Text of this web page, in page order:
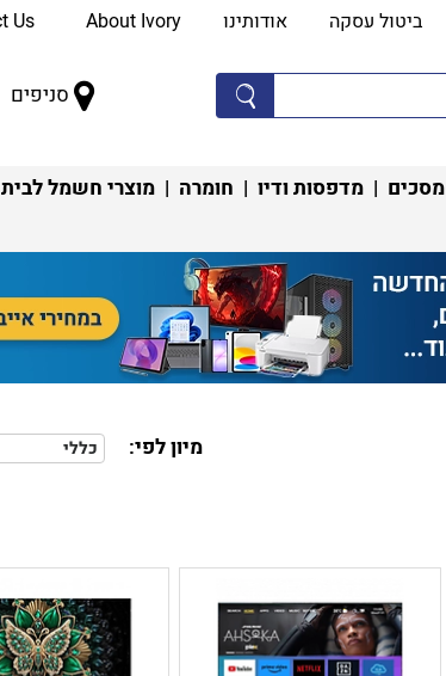
ביטול עסקה אודותינו About Ivory
סניפים
מסכים | מדפסות ודיו | חומרה | מוצרי חשמל לבית
מיון לפי: כללי